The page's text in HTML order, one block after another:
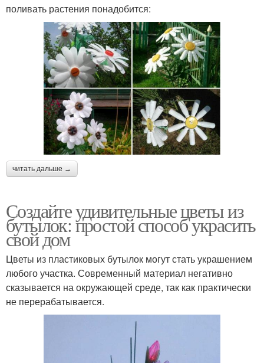
поливать растения понадобится:
читать дальше →
Создайте удивительные цветы из
бутылок: простой способ украсить
свой дом
Цветы из пластиковых бутылок могут стать украшением
любого участка. Современный материал негативно
сказывается на окружающей среде, так как практически
не перерабатывается.